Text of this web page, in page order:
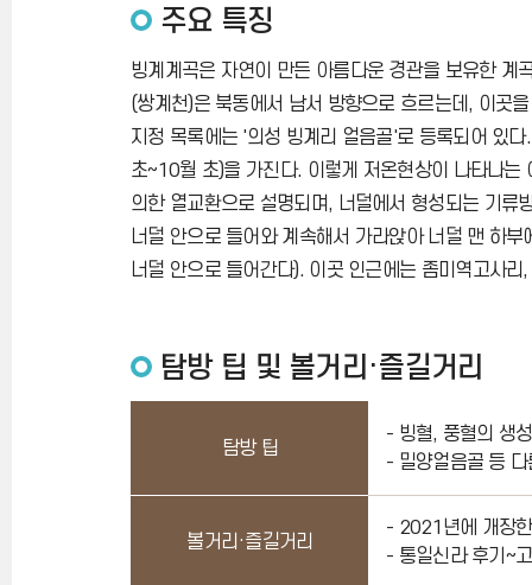
주요 특징
빙계계곡은 자연이 만든 아름다운 경관을 보유한 계
(쌍계천)은 북동에서 남서 방향으로 흐르는데, 이곳
지정 목록에는 '의성 빙계리 얼음골'로 등록되어 있
초~10월 초)을 가진다. 이렇게 저온현상이 나타나
의한 열교환으로 설명되며, 너덜에서 형성되는 기류
너덜 안으로 들어와 계속해서 가라앉아 너덜 맨 하
너덜 안으로 들어간다). 이곳 인근에는 좀미역고사
탐방 팁 및 볼거리·즐길거리
탐방 팁
- 빙혈, 풍혈의 생
- 밀양얼음골 등
볼거리·즐길거리
- 2021년에 개장한
- 통일신라 후기~